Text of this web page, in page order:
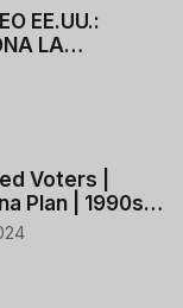
EE.UU.:
LA
y PILOTO del
Voters |
Plan | 1990s
Robinson